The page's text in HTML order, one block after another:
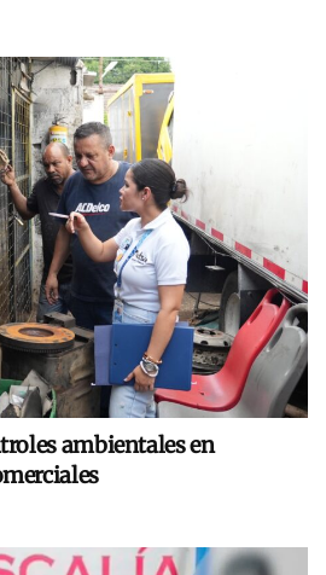
ambientales en